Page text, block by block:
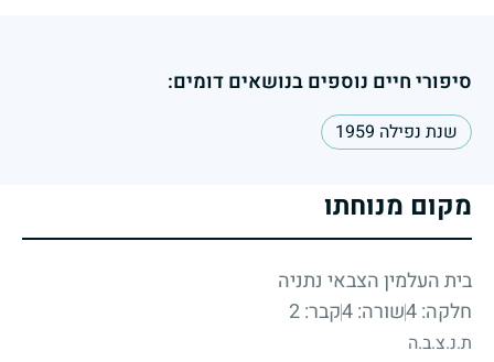
סיפורי חיים נוספים בנושאים דומים:
שנת נפילה 1959
מקום מנוחתו
בית העלמין הצבאי נתניה
חלקה: 4
שורה: 4 קבר: 2
ת.נ.צ.ב.ה